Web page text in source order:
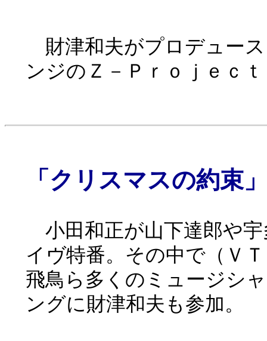
財津和夫がプロデュー
ンジのＺ－Ｐｒｏｊｅｃ
「クリスマスの約束」
小田和正が山下達郎や
イヴ特番。その中で（Ｖ
飛鳥ら多くのミュージシ
ングに財津和夫も参加。